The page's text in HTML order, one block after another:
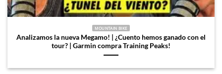
MOUNTAIN BIKE
Analizamos la nueva Megamo! | ¿Cuento hemos ganado con el
tour? | Garmin compra Training Peaks!